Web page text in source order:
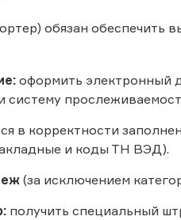
обязан
оформить электронный
систему
в корректности
и коды ТН ВЭД).
(за исключением
получить специальный